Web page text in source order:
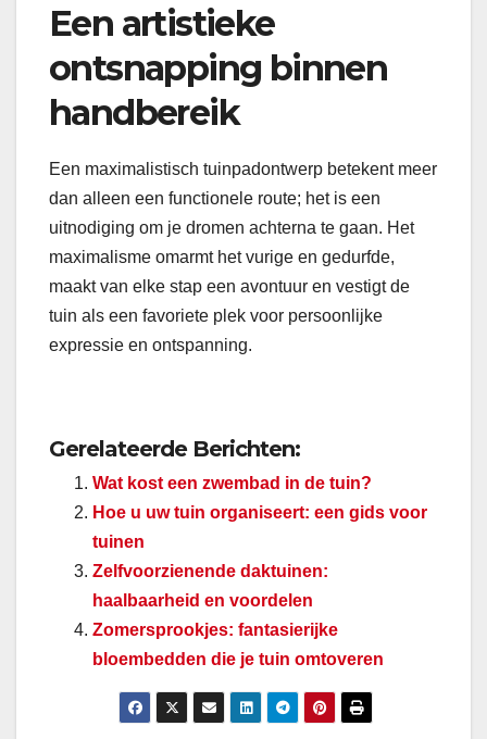
Een artistieke
ontsnapping binnen
handbereik
Een maximalistisch tuinpadontwerp betekent meer
dan alleen een functionele route; het is een
uitnodiging om je dromen achterna te gaan. Het
maximalisme omarmt het vurige en gedurfde,
maakt van elke stap een avontuur en vestigt de
tuin als een favoriete plek voor persoonlijke
expressie en ontspanning.
Gerelateerde Berichten:
Wat kost een zwembad in de tuin?
Hoe u uw tuin organiseert: een gids voor
tuinen
Zelfvoorzienende daktuinen:
haalbaarheid en voordelen
Zomersprookjes: fantasierijke
bloembedden die je tuin omtoveren